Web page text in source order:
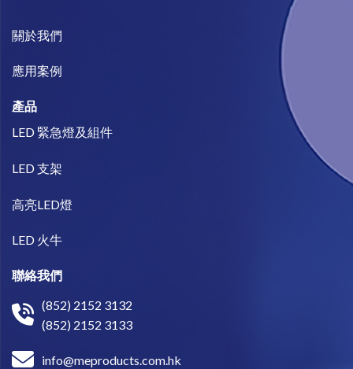
關於我們​
​應用案例
產品
LED 緊急燈及組件
LED 支架
高亮LED燈
LED 火牛
聯絡我們
(852) 2152 3132
(852) 2152 3133
info@meproducts.com.hk